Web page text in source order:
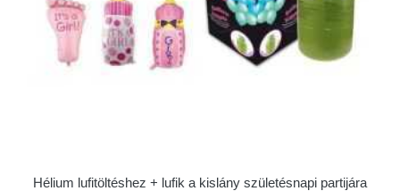
Hélium lufitöltéshez + lufik a kislány születésnapi partijára